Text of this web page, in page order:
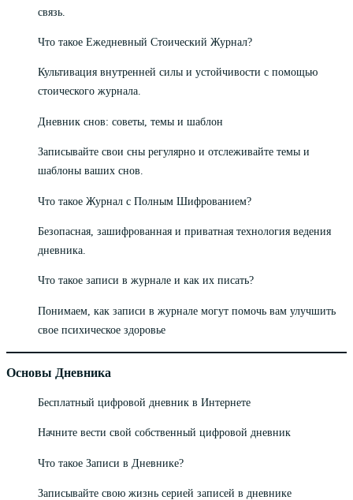
связь.
Что такое Ежедневный Стоический Журнал?
Культивация внутренней силы и устойчивости с помощью
стоического журнала.
Дневник снов: советы, темы и шаблон
Записывайте свои сны регулярно и отслеживайте темы и
шаблоны ваших снов.
Что такое Журнал с Полным Шифрованием?
Безопасная, зашифрованная и приватная технология ведения
дневника.
Что такое записи в журнале и как их писать?
Понимаем, как записи в журнале могут помочь вам улучшить
свое психическое здоровье
Основы Дневника
Бесплатный цифровой дневник в Интернете
Начните вести свой собственный цифровой дневник
Что такое Записи в Дневнике?
Записывайте свою жизнь серией записей в дневнике